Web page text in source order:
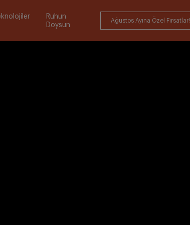
Ruhun
Doysun
Ağustos Ayına Özel Fırsatlar!